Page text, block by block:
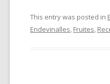
This entry was posted in
Endevinalles, Fruites,